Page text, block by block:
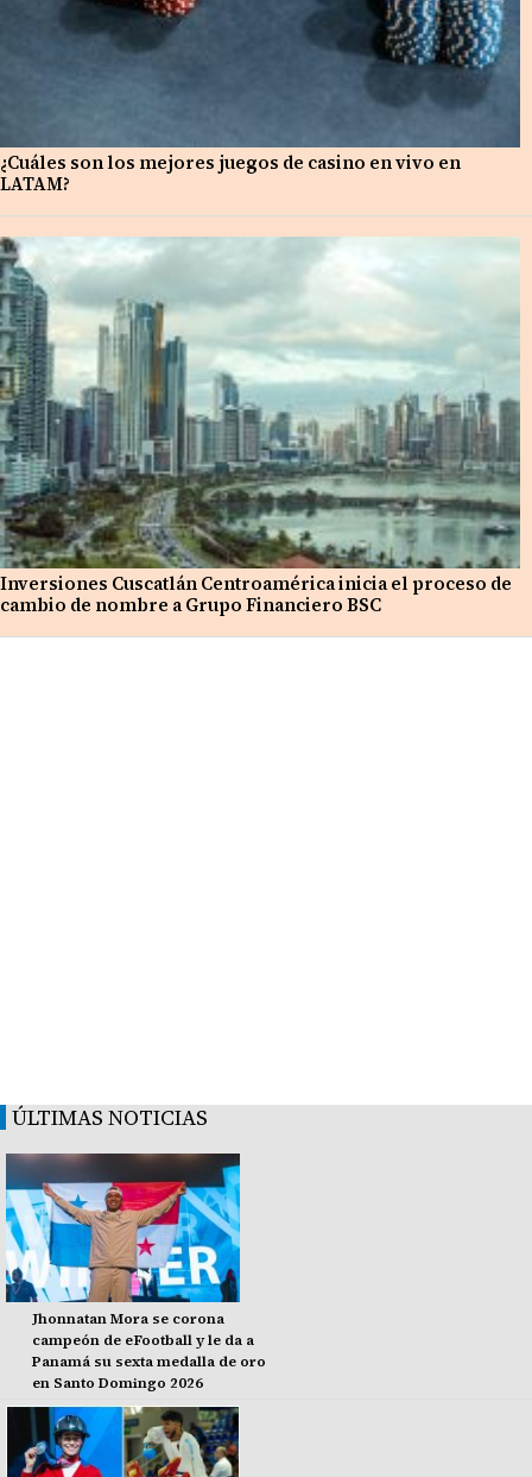
¿Cuáles son los mejores juegos de casino en vivo en
LATAM?
Inversiones Cuscatlán Centroamérica inicia el proceso de
cambio de nombre a Grupo Financiero BSC
ÚLTIMAS NOTICIAS
Jhonnatan Mora se corona
campeón de eFootball y le da a
Panamá su sexta medalla de oro
en Santo Domingo 2026